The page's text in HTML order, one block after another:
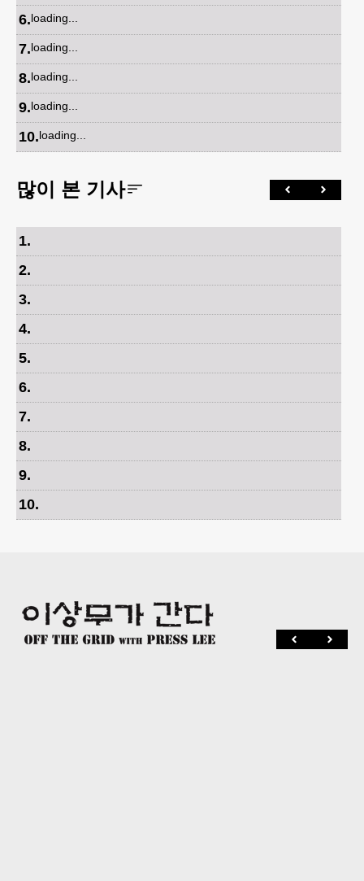
6.loading...
7.loading...
8.loading...
9.loading...
10.loading...
많이 본 기사
1.
2.
3.
4.
5.
6.
7.
8.
9.
10.